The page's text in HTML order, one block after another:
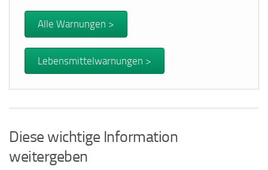
Alle Warnungen >
Lebensmittelwarnungen >
Diese wichtige Information
weitergeben